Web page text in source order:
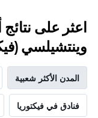
اعثر على
وينتشيلسي
المدن الأكثر شعبية
فنادق في فيكتوريا